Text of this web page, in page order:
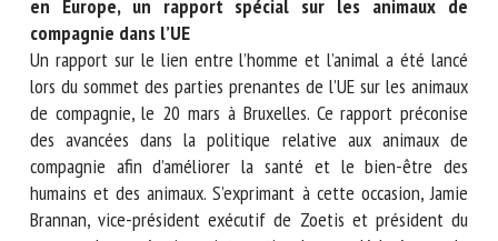
animal en Europe, un rapport spécial sur les animaux
de compagnie dans l’UE
Un rapport sur le lien entre l’homme et l’animal a été lancé
lors du sommet des parties prenantes de l’UE sur les
animaux de compagnie, le 20 mars à Bruxelles. Ce rapport
préconise des avancées dans la politique relative aux
animaux de compagnie afin d’améliorer la santé et le bien-
être des humains et des animaux. S’exprimant à cette
occasion, Jamie Brannan, vice-président exécutif de Zoetis
Organisme *
E-mail *
En soumettant ce formulaire, j'accepte que les